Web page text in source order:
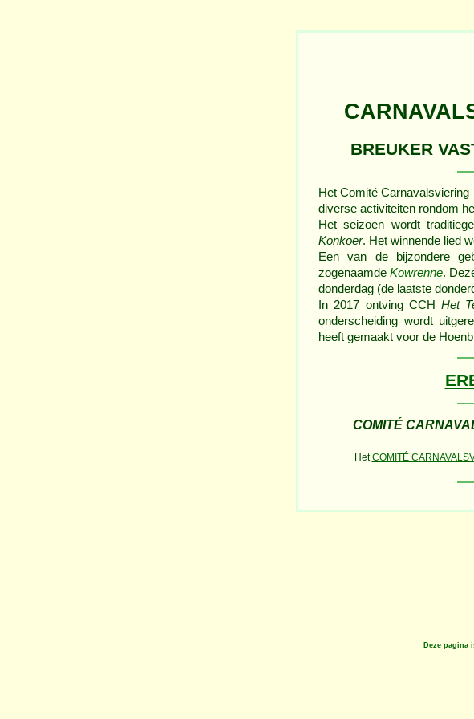
BREUKER
Het Comité
diverse activiteiten rondom
Het seizoen wordt
Konkoer. Het winnende lied
Een van de bijzondere
zogenaamdeKowrenne.
donderdag (de laatste
In 2017 ontving CCH Het
onderscheiding wordt
heeft gemaakt voor de
COMITÉ
HetCOMITÉ
Deze pagina